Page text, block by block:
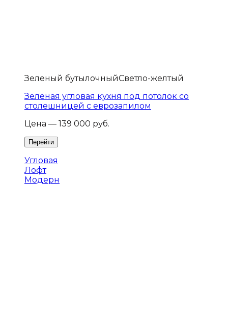
Зеленый бутылочныйСветло-желтый
Зеленая угловая кухня под потолок со
столешницей с еврозапилом
Цена — 139 000 руб.
Угловая
Лофт
Модерн